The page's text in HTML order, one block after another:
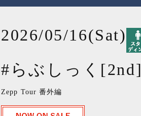
2026/05/16(Sat)
#らぶしっく[2nd]
Zepp Tour 番外編